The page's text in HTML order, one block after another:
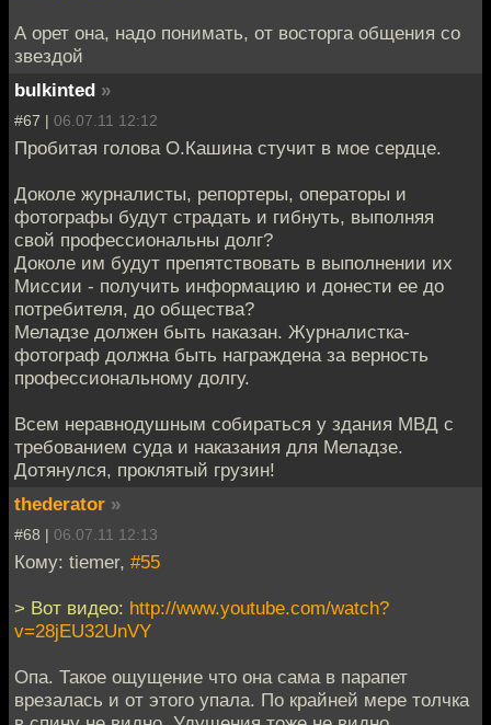
А орет она, надо понимать, от восторга общения со
звездой
bulkinted »
#67 | 06.07.11 12:12
Пробитая голова О.Кашина стучит в мое сердце.
Доколе журналисты, репортеры, операторы и
фотографы будут страдать и гибнуть, выполняя
свой профессиональны долг?
Доколе им будут препятствовать в выполнении их
Миссии - получить информацию и донести ее до
потребителя, до общества?
Меладзе должен быть наказан. Журналистка-
фотограф должна быть награждена за верность
профессиональному долгу.
Всем неравнодушным собираться у здания МВД с
требованием суда и наказания для Меладзе.
Дотянулся, проклятый грузин!
thederator »
#68 | 06.07.11 12:13
Кому: tiemer, #55
> Вот видео: http://www.youtube.com/watch?
v=28jEU32UnVY
Опа. Такое ощущение что она сама в парапет
врезалась и от этого упала. По крайней мере толчка